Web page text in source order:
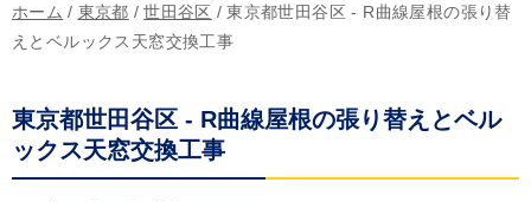
ホーム / 東京都 / 世田谷区 / 東京都世田谷区 - R曲線屋根の張り替
えとベルックス天窓交換工事
東京都世田谷区 - R曲線屋根の張り替えとベル
ックス天窓交換工事